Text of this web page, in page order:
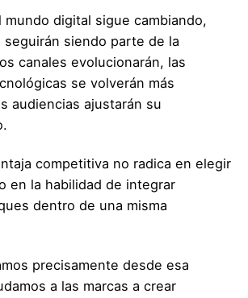
mundo digital sigue cambiando,
siendo parte de la
canales evolucionarán, las
se volverán más
audiencias ajustarán su
competitiva no radica en elegir
en la habilidad de integrar
dentro de una misma
precisamente desde esa
a las marcas a crear